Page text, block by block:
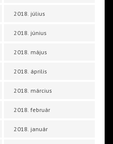
2018. július
2018. június
2018. május
2018. április
2018. március
2018. február
2018. január